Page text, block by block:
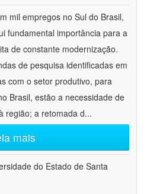
mil empregos no Sul do Brasil,
fundamental importância para a
de constante modernização.
de pesquisa identificadas em
com o setor produtivo, para
Brasil, estão a necessidade de
região; a retomada d...
mais
do Estado de Santa